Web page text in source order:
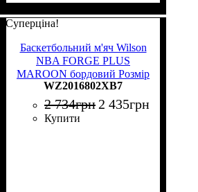
Суперціна!
Баскетбольний м'яч Wilson
NBA FORGE PLUS
MAROON бордовий Розмір
7 WZ2016802XB7
WZ2016802XB7
2 734грн 2 435грн
Купити